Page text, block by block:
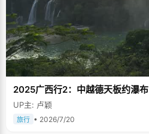
2025广西行2：中越德天板约瀑布
UP主: 卢颖
旅行 • 2026/7/20